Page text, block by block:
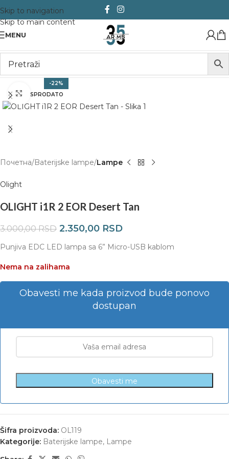
Skip to navigation
Skip to main content
MENU
-22%
RASPRODATO
Click to enlarge
Почетна Baterijske lampe Lampe
Olight
OLIGHT i1R 2 EOR Desert Tan
3.000,00RSD 2.350,00 RSD
Punjiva EDC LED lampa sa 6” Micro-USB kablom
Nema na zalihama
Obavesti me kada proizvod bude ponovo
dostupan
Obavesti me
Šifra proizvoda: OL119
Kategorije: Baterijske lampe, Lampe